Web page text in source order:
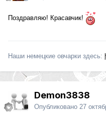
Поздравляю! Красавчик!
Наши немецкие овчарки здесь:
Demon3838
Опубликовано 27